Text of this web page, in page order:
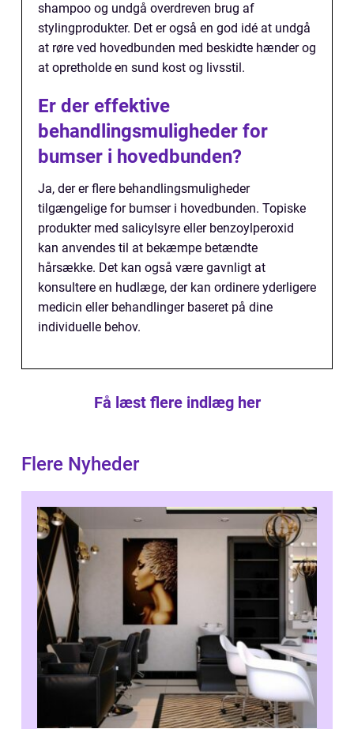
shampoo og undgå overdreven brug af
stylingprodukter. Det er også en god idé at undgå
at røre ved hovedbunden med beskidte hænder og
at opretholde en sund kost og livsstil.
Er der effektive
behandlingsmuligheder for
bumser i hovedbunden?
Ja, der er flere behandlingsmuligheder
tilgængelige for bumser i hovedbunden. Topiske
produkter med salicylsyre eller benzoylperoxid
kan anvendes til at bekæmpe betændte
hårsække. Det kan også være gavnligt at
konsultere en hudlæge, der kan ordinere yderligere
medicin eller behandlinger baseret på dine
individuelle behov.
Få læst flere indlæg her
Flere Nyheder